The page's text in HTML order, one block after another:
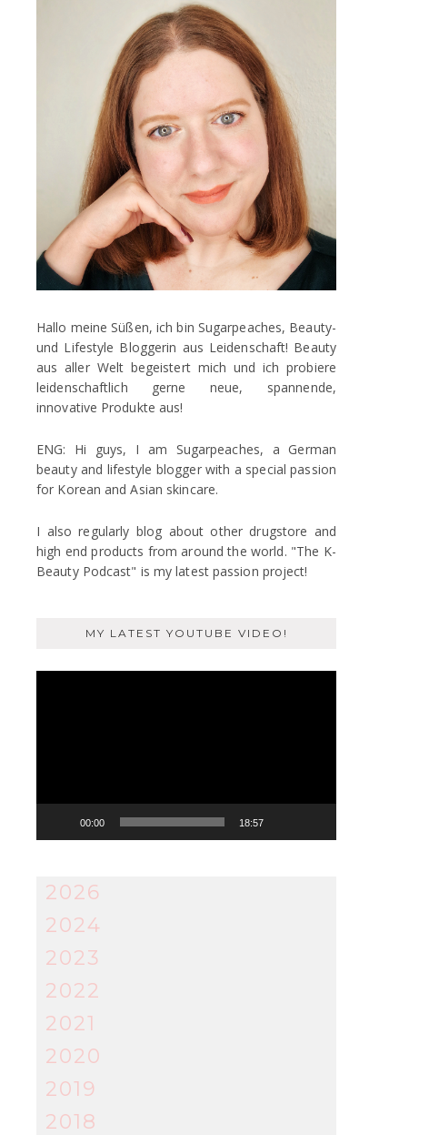
Hallo meine Süßen, ich bin Sugarpeaches, Beauty-
und Lifestyle Bloggerin aus Leidenschaft! Beauty
aus aller Welt begeistert mich und ich probiere
leidenschaftlich gerne neue, spannende,
innovative Produkte aus!
ENG: Hi guys, I am Sugarpeaches, a German
beauty and lifestyle blogger with a special passion
for Korean and Asian skincare.
I also regularly blog about other drugstore and
high end products from around the world. "The K-
Beauty Podcast" is my latest passion project!
MY LATEST YOUTUBE VIDEO!
00:00 18:57
2026
2024
2023
2022
2021
2020
2019
2018